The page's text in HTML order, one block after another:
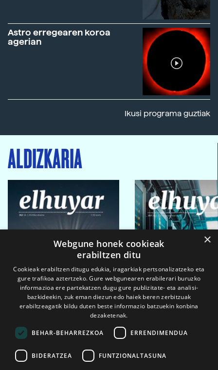
Astro erregearen koroa
agerian
Ikusi programa guztiak
ALDIZKARIA
2026ko eka. 1a 2026ko mar. 1a
×
Webgune honek cookieak
erabiltzen ditu
Cookieak erabiltzen ditugu edukia, iragarkiak pertsonalizatzeko eta
gure trafikoa aztertzeko. Gure webgunearen erabilerari buruzko
informazioa ere partekatzen dugu gure publizitate- eta analisi-
bazkideekin, zuk eman diezun edo haiek beren zerbitzuak
erabiltzeagatik bildu duten beste informazio batzuekin konbina
dezaketenak.
BEHAR-BEHARREZKOA ERRENDIMENDUA
BIDERATZEA FUNTZIONALTASUNA